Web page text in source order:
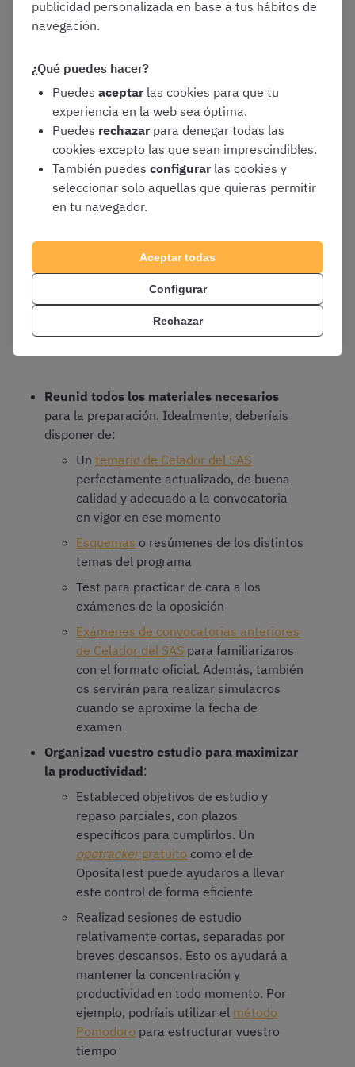
¿Cómo debo prepararme
para la fecha del examen
de Celador del SAS?
Para llegar con una buena preparación a la fecha del
examen de Celador del SAS, es recomendable que
podréis llegar en óptimas condiciones a las pruebas y,
por tanto, tendréis más probabilidades de conseguir
plaza.
En este sentido, os recomendamos que tengáis en
cuenta los siguientes consejos de preparación:
Reunid todos los materiales necesarios
para la preparación. Idealmente, deberíais
disponer de:
Un temario de Celador del SAS
perfectamente actualizado, de buena
calidad y adecuado a la convocatoria
en vigor en ese momento
Esquemas o resúmenes de los distintos
temas del programa
Test para practicar de cara a los
exámenes de la oposición
Exámenes de convocatorias anteriores
de Celador del SAS para familiarizaros
con el formato oficial. Además, también
os servirán para realizar simulacros
cuando se aproxime la fecha de
examen
Organizad vuestro estudio para maximizar
la productividad:
Estableced objetivos de estudio y
repaso parciales, con plazos
específicos para cumplirlos. Un
opotrackergratuito como el de
OpositaTest puede ayudaros a llevar
este control de forma eficiente
Realizad sesiones de estudio
relativamente cortas, separadas por
breves descansos. Esto os ayudará a
mantener la concentración y
productividad en todo momento. Por
ejemplo, podríais utilizar el método
Pomodoro para estructurar vuestro
tiempo
publicidad personalizada en base a tus hábitos de
navegación.
¿Qué puedes hacer?
Puedes aceptar las cookies para que tu
experiencia en la web sea óptima.
Puedes rechazar para denegar todas las
cookies excepto las que sean imprescindibles.
También puedes configurar las cookies y
seleccionar solo aquellas que quieras permitir
en tu navegador.
Aceptar todas
Configurar
Rechazar